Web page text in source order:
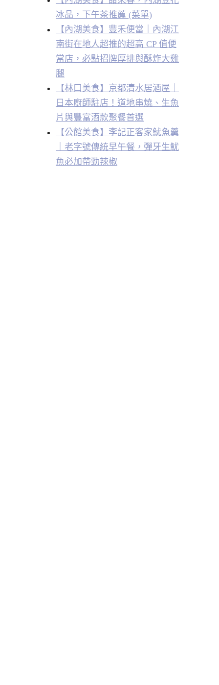
冰品，下午茶推薦 (菜單)
【內湖美食】豐禾便當｜內湖江
南街在地人超推的超高 CP 值便
當店，必點招牌厚排與酥炸大雞
腿
【林口美食】京都清水居酒屋｜
日本廚師駐店！道地串燒、生魚
片與豐富酒款聚餐首選
【公館美食】李記正客家魷魚羹
｜老字號傳統早午餐，彈牙生魷
魚必加帶勁辣椒